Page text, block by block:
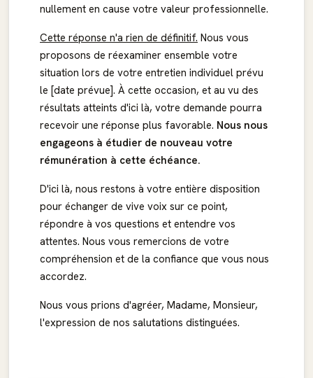
nullement en cause votre valeur professionnelle.
Cette réponse n'a rien de définitif. Nous vous
proposons de réexaminer ensemble votre
situation lors de votre entretien individuel prévu
le [date prévue]. À cette occasion, et au vu des
résultats atteints d'ici là, votre demande pourra
recevoir une réponse plus favorable. Nous nous
engageons à étudier de nouveau votre
rémunération à cette échéance.
D'ici là, nous restons à votre entière disposition
pour échanger de vive voix sur ce point,
répondre à vos questions et entendre vos
attentes. Nous vous remercions de votre
compréhension et de la confiance que vous nous
accordez.
Nous vous prions d'agréer, Madame, Monsieur,
l'expression de nos salutations distinguées.